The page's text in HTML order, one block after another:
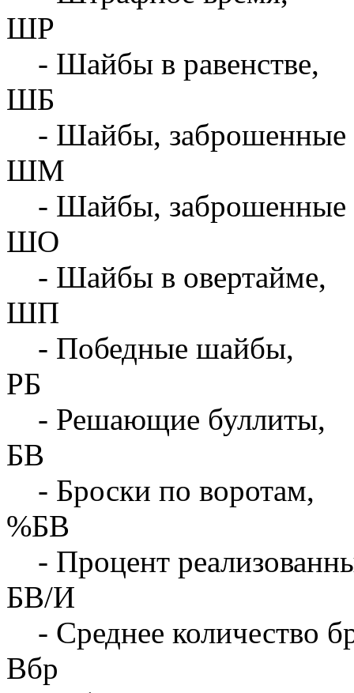
ШР
- Шайбы в равенстве,
ШБ
- Шайбы, заброшенные
ШМ
- Шайбы, заброшенные
ШО
- Шайбы в овертайме,
ШП
- Победные шайбы,
РБ
- Решающие буллиты,
БВ
- Броски по воротам,
%БВ
- Процент
БВ/И
- Среднее количество
Вбр